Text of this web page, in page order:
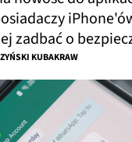
zadbać o
KUBAKRAW